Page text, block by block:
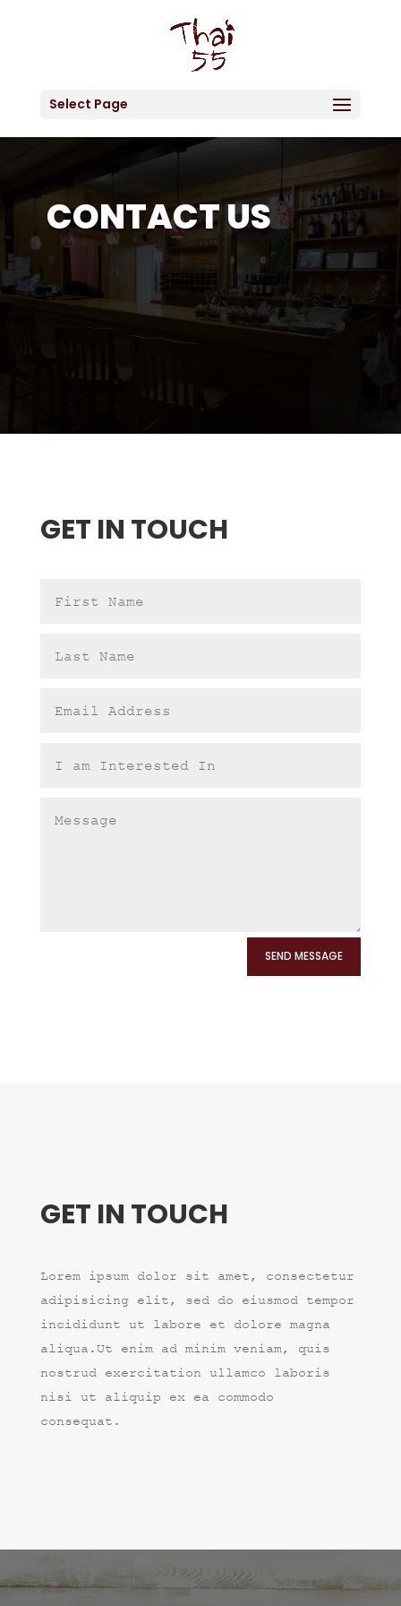
Select Page
CONTACT US
GET IN TOUCH
SEND MESSAGE
GET IN TOUCH
Lorem ipsum dolor sit amet, consectetur
adipisicing elit, sed do eiusmod tempor
incididunt ut labore et dolore magna
aliqua.Ut enim ad minim veniam, quis
nostrud exercitation ullamco laboris
nisi ut aliquip ex ea commodo
consequat.